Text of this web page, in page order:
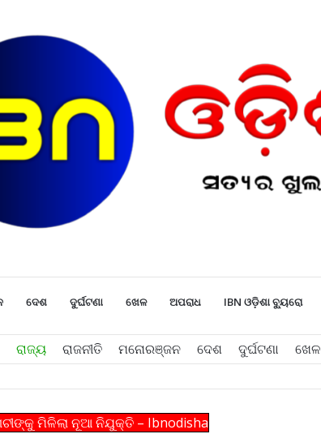
ଦେଶ ଦୁର୍ଘଟଣା ଖେଳ ଅପରାଧ IBN ଓଡ଼ିଶା ବ୍ୟୁରୋ
ରାଜ୍ୟ ରାଜନୀତି ମନୋରଞ୍ଜନ ଦେଶ ଦୁର୍ଘଟଣା ଖେଳ
ମିଳିଲା ନୂଆ ନିଯୁକ୍ତି – Ibnodisha